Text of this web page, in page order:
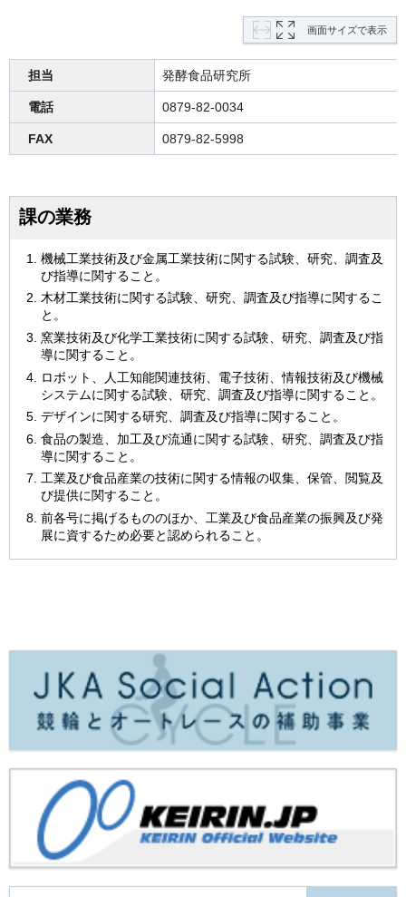
画面サイズで表示
担当 発酵食品研究所
電話 0879-82-0034
FAX 0879-82-5998
課の業務
機械工業技術及び金属工業技術に関する試験、研究、調査及
び指導に関すること。
木材工業技術に関する試験、研究、調査及び指導に関するこ
と。
窯業技術及び化学工業技術に関する試験、研究、調査及び指
導に関すること。
ロボット、人工知能関連技術、電子技術、情報技術及び機械
システムに関する試験、研究、調査及び指導に関すること。
デザインに関する研究、調査及び指導に関すること。
食品の製造、加工及び流通に関する試験、研究、調査及び指
導に関すること。
工業及び食品産業の技術に関する情報の収集、保管、閲覧及
び提供に関すること。
前各号に掲げるもののほか、工業及び食品産業の振興及び発
展に資するため必要と認められること。